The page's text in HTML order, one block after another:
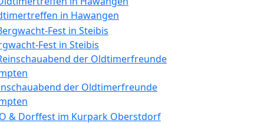
in Hawangen
Fest in Steibis
der Oldtimerfreunde